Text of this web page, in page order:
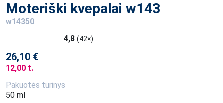
Moteriški kvepalai w143
w14350
4,8 (42×)
26,10 €
12,00 t.
Pakuotės turinys
50 ml